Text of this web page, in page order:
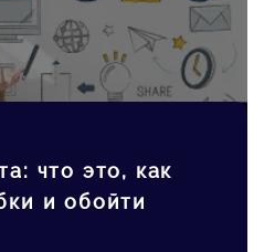
что это, как
и обойти